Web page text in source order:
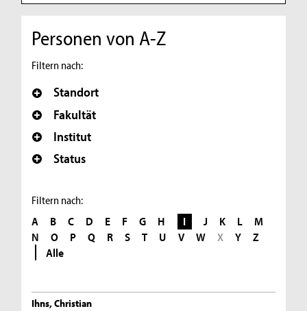
Personen von A-Z
Filtern nach:
Standort
Fakultät
Institut
Status
Filtern nach:
A B C D E F G H I J K L
M
N
O P Q R S T U V W X Y
Z
Alle
Ihns, Christian